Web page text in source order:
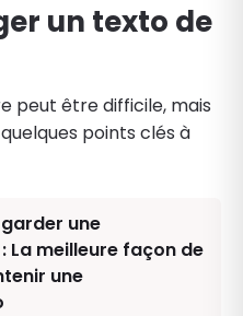
un texto de
peut être difficile, mais
points clés à
une
La meilleure façon de
une